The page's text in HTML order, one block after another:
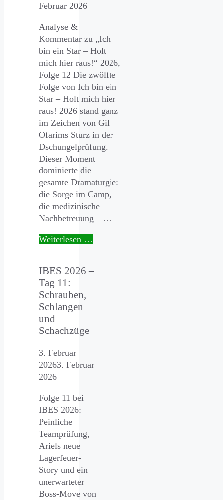
Februar 2026
Analyse &
Kommentar zu „Ich
bin ein Star – Holt
mich hier raus!“ 2026,
Folge 12 Die zwölfte
Folge von Ich bin ein
Star – Holt mich hier
raus! 2026 stand ganz
im Zeichen von Gil
Ofarims Sturz in der
Dschungelprüfung.
Dieser Moment
dominierte die
gesamte Dramaturgie:
die Sorge im Camp,
die medizinische
Nachbetreuung – …
Weiterlesen …
IBES 2026 –
Tag 11:
Schrauben,
Schlangen
und
Schachzüge
3. Februar
20263. Februar
2026
Folge 11 bei
IBES 2026:
Peinliche
Teamprüfung,
Ariels neue
Lagerfeuer-
Story und ein
unerwarteter
Boss-Move von